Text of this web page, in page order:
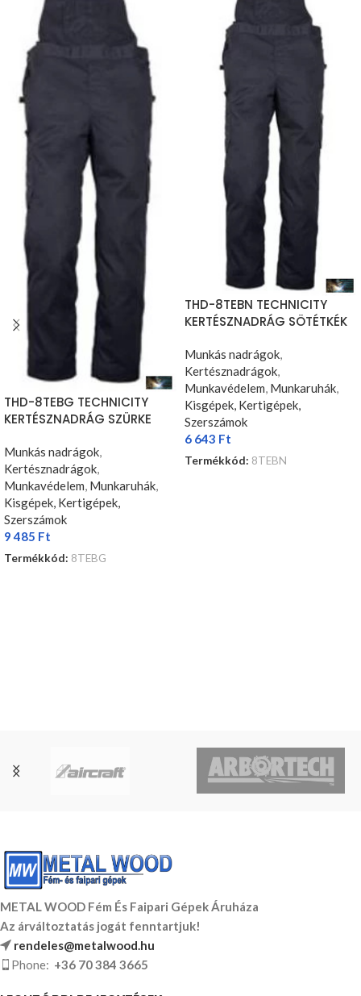
THD-8TEBG TECHNICITY
KERTÉSZNADRÁG SZÜRKE
Munkás nadrágok,
Kertésznadrágok,
Munkavédelem, Munkaruhák,
Kisgépek, Kertigépek,
Szerszámok
9 485 Ft
Termékkód: 8TEBG
THD-8TEBN TECHNICITY
KERTÉSZNADRÁG SÖTÉTKÉK
Munkás nadrágok,
Kertésznadrágok,
Munkavédelem, Munkaruhák,
Kisgépek, Kertigépek,
Szerszámok
6 643 Ft
Termékkód: 8TEBN
METAL WOOD Fém És Faipari Gépek Áruháza
Az árváltoztatás jogát fenntartjuk!
rendeles@metalwood.hu
Phone: +36 70 384 3665